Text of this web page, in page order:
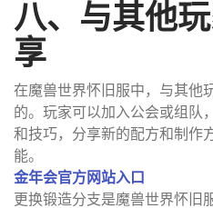
八、与其他
享
在魔兽世界怀旧服中，与其他
的。玩家可以加入公会或组队
和技巧，分享新的配方和制作
能。
金年会官方网站入口
更换锻造分支是魔兽世界怀旧